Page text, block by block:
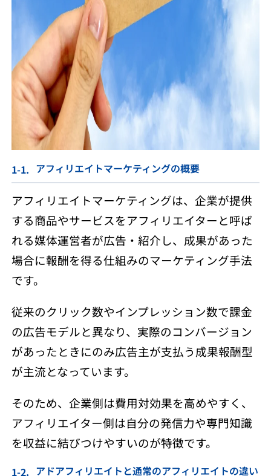
アフィリエイトマーケティングの概要
アフィリエイトマーケティングは、企業が提供
する商品やサービスをアフィリエイターと呼ば
れる媒体運営者が広告・紹介し、成果があった
場合に報酬を得る仕組みのマーケティング手法
です。
従来のクリック数やインプレッション数で課金
の広告モデルと異なり、実際のコンバージョン
があったときにのみ広告主が支払う成果報酬型
が主流となっています。
そのため、企業側は費用対効果を高めやすく、
アフィリエイター側は自分の発信力や専門知識
を収益に結びつけやすいのが特徴です。
アドアフィリエイトと通常のアフィリエイトの違い